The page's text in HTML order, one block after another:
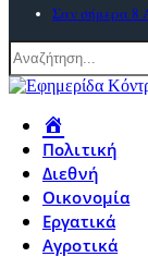
Σαν σήμερα 8
Πολιτική
Διεθνή
Οικονομία
Εργατικά
Αγροτικά